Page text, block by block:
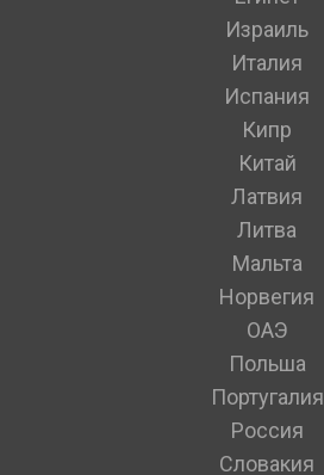
Израиль
Италия
Испания
Кипр
Китай
Латвия
Литва
Мальта
Норвегия
ОАЭ
Польша
Португалия
Россия
Словакия